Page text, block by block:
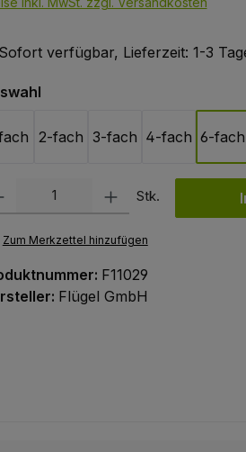
Sofort verfügbar, Lieferzeit: 1-3
auswählen
2-fach 3-fach 4-fach 6-fach
Anzahl: Gib den gewünschten
Stk.
Zum Merkzettel hinzufügen
F11029
Flügel GmbH